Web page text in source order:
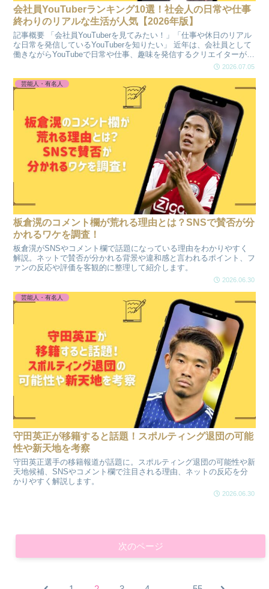
会社員YouTuberランキング10選！社会人の日常や仕事
終わりのリアルな生活が人気【2026年版】
記事概要 「会社員YouTuberを見てみたい！」「仕事や休日のリアル
な日常を発信しているYouTuberを知りたい」 近年は、会社員として
働きながらYouTubeで日常や仕事、趣味を発信するクリエイターが人
2026.07.05
芸能人・有名人
板倉滉のコメント欄が荒れる理由とは？SNSで賛否が分
かれるワケを調査！
板倉滉がSNSやコメント欄で話題になっている理由をわかりやすく
解説。ネットで賛否が分かれる背景や違和感と言われるポイント、フ
ァンの反応や評価を客観的に整理して紹介します。
2026.06.30
芸能人・有名人
守田英正が移籍すると話題！スポルティング退団の可能
性や新天地を考察
守田英正選手の移籍報道が話題に。スポルティング退団の可能性や新
天地候補、SNSやコメント欄で注目される理由、ネットの反応を分
かりやすく解説します。
2026.06.30
次のページ